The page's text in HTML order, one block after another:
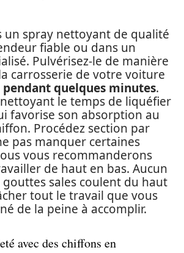
un spray nettoyant de qualité
fiable ou dans un
Pulvérisez-le de manière
carrosserie de votre voiture
pendant quelques minutes.
nettoyant le temps de liquéfier
favorise son absorption au
Procédez section par
pas manquer certaines
vous recommanderons
de haut en bas. Aucun
sales coulent du haut
tout le travail que vous
de la peine à accomplir.
avec des chiffons en